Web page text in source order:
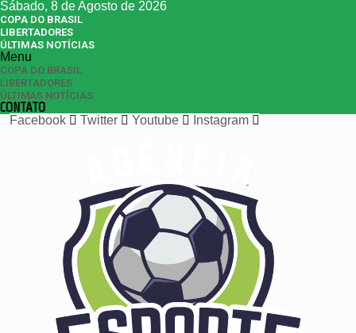
Sábado, 8 de Agosto de 2026
COPA DO BRASIL
LIBERTADORES
ÚLTIMAS NOTÍCIAS
Menu
COPA DO BRASIL
LIBERTADORES
ÚLTIMAS NOTÍCIAS
CONTATO
Facebook
Twitter Youtube Instagram